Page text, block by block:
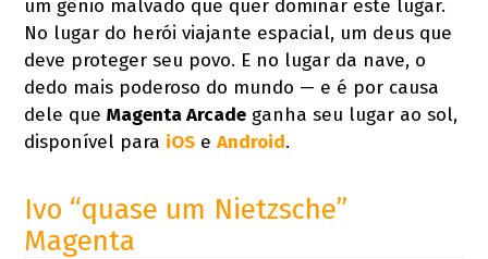
um gênio malvado que quer dominar este lugar.
No lugar do herói viajante espacial, um deus que
deve proteger seu povo. E no lugar da nave, o
dedo mais poderoso do mundo — e é por causa
dele queMagenta Arcade ganha seu lugar ao sol,
disponível para iOS eAndroid.
Ivo “quase um Nietzsche”
Magenta